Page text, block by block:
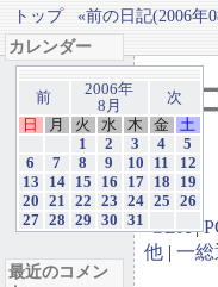
トップ «前の日記(2006年
ブ
GBA|
他 | 一総
カレンダー
前
2006年
8月
次
日
月 火 水 木 金
土
1
2 3 4
5
6
7 8 9 10 11
12
13
14 15 16 17 18
19
20
21 22 23 24 25
26
27 28 29 30 31
最近のコメン